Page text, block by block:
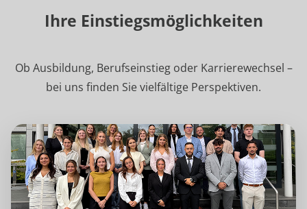
Ihre Einstiegsmöglichkeiten
Ob Ausbildung, Berufseinstieg oder Karrierewechsel –
bei uns finden Sie vielfältige Perspektiven.